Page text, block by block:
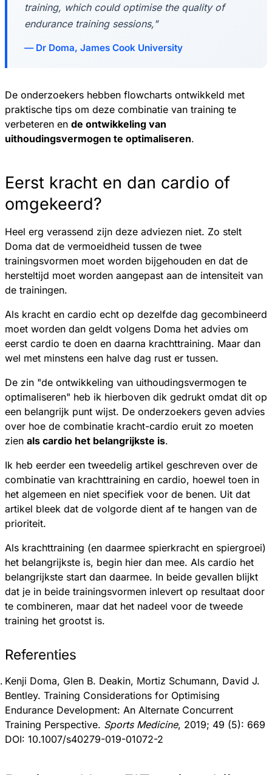
training, which could optimise the quality of
endurance training sessions,"
Dr Doma, James Cook University
De onderzoekers hebben flowcharts ontwikkeld met
praktische tips om deze combinatie van training te
verbeteren en de ontwikkeling van
uithoudingsvermogen te optimaliseren.
Eerst kracht en dan cardio of
omgekeerd?
Heel erg verassend zijn deze adviezen niet. Zo stelt
Doma dat de vermoeidheid tussen de twee
trainingsvormen moet worden bijgehouden en dat de
hersteltijd moet worden aangepast aan de intensiteit van
de trainingen.
Als kracht en cardio echt op dezelfde dag gecombineerd
moet worden dan geldt volgens Doma het advies om
eerst cardio te doen en daarna krachttraining. Maar dan
wel met minstens een halve dag rust er tussen.
De zin "de ontwikkeling van uithoudingsvermogen te
optimaliseren" heb ik hierboven dik gedrukt omdat dit op
een belangrijk punt wijst. De onderzoekers geven advies
over hoe de combinatie kracht-cardio eruit zo moeten
zien als cardio het belangrijkste is.
Ik heb eerder een tweedelig artikel geschreven over de
combinatie van krachttraining en cardio, hoewel toen in
het algemeen en niet specifiek voor de benen. Uit dat
artikel bleek dat de volgorde dient af te hangen van de
prioriteit.
Als krachttraining (en daarmee spierkracht en spiergroei)
het belangrijkste is, begin hier dan mee. Als cardio het
belangrijkste start dan daarmee. In beide gevallen blijkt
dat je in beide trainingsvormen inlevert op resultaat door
te combineren, maar dat het nadeel voor de tweede
training het grootst is.
Referenties
Kenji Doma, Glen B. Deakin, Mortiz Schumann, David J.
Bentley. Training Considerations for Optimising
Endurance Development: An Alternate Concurrent
Training Perspective. Sports Medicine, 2019; 49 (5): 669
DOI: 10.1007/s40279-019-01072-2